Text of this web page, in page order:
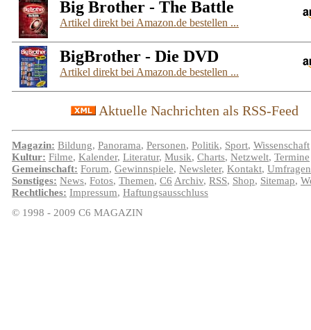
Big Brother - The Battle
Artikel direkt bei Amazon.de bestellen ...
BigBrother - Die DVD
Artikel direkt bei Amazon.de bestellen ...
Aktuelle Nachrichten als RSS-Feed
Magazin: Bildung, Panorama, Personen, Politik, Sport, Wissenschaft
Kultur: Filme, Kalender, Literatur, Musik, Charts, Netzwelt, Termine
Gemeinschaft: Forum, Gewinnspiele, Newsleter, Kontakt, Umfragen
Sonstiges: News, Fotos, Themen, C6 Archiv, RSS, Shop, Sitemap,
Rechtliches: Impressum, Haftungsausschluss
© 1998 - 2009 C6 MAGAZIN